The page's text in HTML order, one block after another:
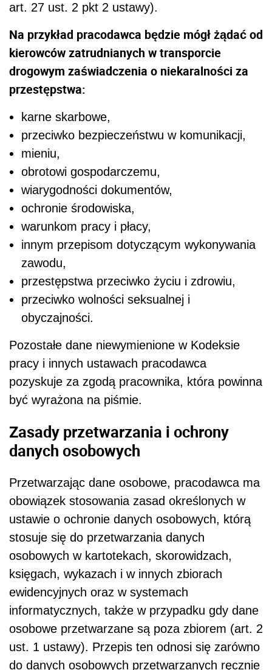
art. 27 ust. 2 pkt 2 ustawy).
Na przykład pracodawca będzie mógł żądać od
kierowców zatrudnianych w transporcie
drogowym zaświadczenia o niekaralności za
przestępstwa:
karne skarbowe,
przeciwko bezpieczeństwu w komunikacji,
mieniu,
obrotowi gospodarczemu,
wiarygodności dokumentów,
ochronie środowiska,
warunkom pracy i płacy,
innym przepisom dotyczącym wykonywania
zawodu,
przestępstwa przeciwko życiu i zdrowiu,
przeciwko wolności seksualnej i
obyczajności.
Pozostałe dane niewymienione w Kodeksie
pracy i innych ustawach pracodawca
pozyskuje za zgodą pracownika, która powinna
być wyrażona na piśmie.
Zasady przetwarzania i ochrony
danych osobowych
Przetwarzając dane osobowe, pracodawca ma
obowiązek stosowania zasad określonych w
ustawie o ochronie danych osobowych, którą
stosuje się do przetwarzania danych
osobowych w kartotekach, skorowidzach,
księgach, wykazach i w innych zbiorach
ewidencyjnych oraz w systemach
informatycznych, także w przypadku gdy dane
osobowe przetwarzane są poza zbiorem (art. 2
ust. 1 ustawy). Przepis ten odnosi się zarówno
do danych osobowych przetwarzanych ręcznie